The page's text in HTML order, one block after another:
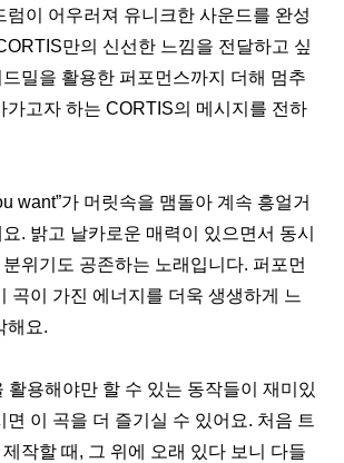
럼이 어우러져 유니크한 사운드를 완성
만의 신선한 느낌을 전달하고 싶
밀을 활용한 퍼포먼스까지 더해 멈추
가고자 하는 CORTIS의 메시지를 전하
want”가 머릿속을 맴돌아 계속 흥얼거
. 밝고 날카로운 매력이 있으면서 동시
위기도 공존하는 노래입니다. 퍼포먼
곡이 가진 에너지를 더욱 생생하게 느
해요.
활용해야만 할 수 있는 동작들이 재미있
면 이 곡을 더 즐기실 수 있어요. 처음 트
작할 때, 그 위에 오래 있다 보니 다들